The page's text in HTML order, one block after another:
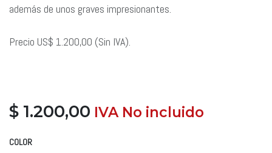
además de unos graves impresionantes.
Precio US$ 1.200,00 (Sin IVA).
$ 1.200,00 ​ IVA No incluido
COLOR